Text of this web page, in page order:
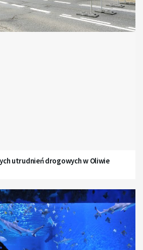
utrudnień drogowych w Oliwie